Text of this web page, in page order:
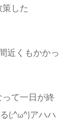
した
近くもかかっ
て一日が終
(;^ω^)アハハ